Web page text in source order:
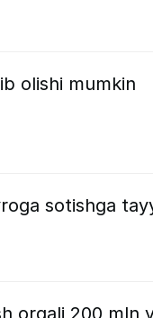
olishi mumkin
sotishga
orqali 200 mln